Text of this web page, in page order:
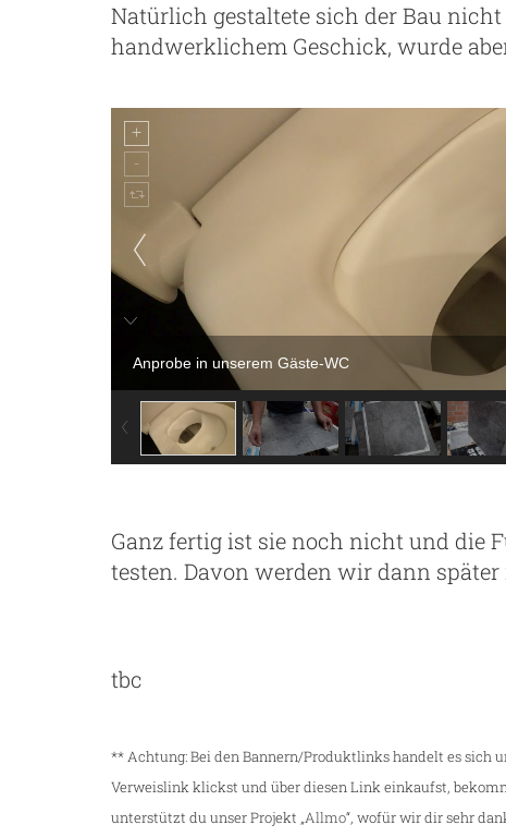
Natürlich gestaltete sich der Bau
handwerklichem Geschick, wurde
Anprobe in unserem Gäste-WC
Ganz fertig ist sie noch nicht und
testen. Davon werden wir dann
tbc
** Achtung: Bei den Bannern/Produktlinks handelt es sich
Verweislink klickst und über diesen Link einkaufst,
unterstützt du unser Projekt „Allmo“, wofür wir dir sehr